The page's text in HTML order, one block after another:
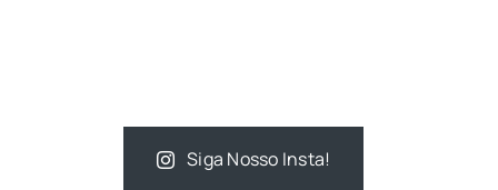
Siga Nosso Insta!